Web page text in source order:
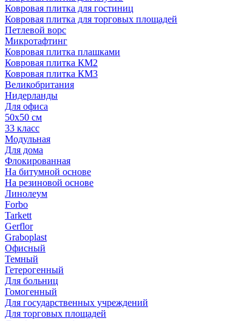
Ковровая плитка для гостиниц
Ковровая плитка для торговых площадей
Петлевой ворс
Микротафтинг
Ковровая плитка плашками
Ковровая плитка КМ2
Ковровая плитка КМ3
Великобритания
Нидерланды
Для офиса
50х50 см
33 класс
Модульная
Для дома
Флокированная
На битумной основе
На резиновой основе
Линолеум
Forbo
Tarkett
Gerflor
Graboplast
Офисный
Темный
Гетерогенный
Для больниц
Гомогенный
Для государственных учреждений
Для торговых площадей